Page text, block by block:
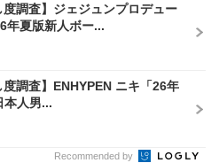
度調査】ジェジュンプロデュー
年夏版新人ボー...
度調査】ENHYPEN ニキ「26年
本人男...
Recommended by